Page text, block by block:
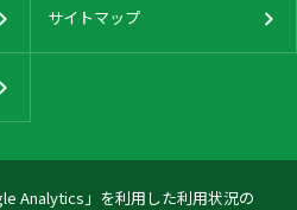
Analytics」を利用した利用状況の
サイトマップ